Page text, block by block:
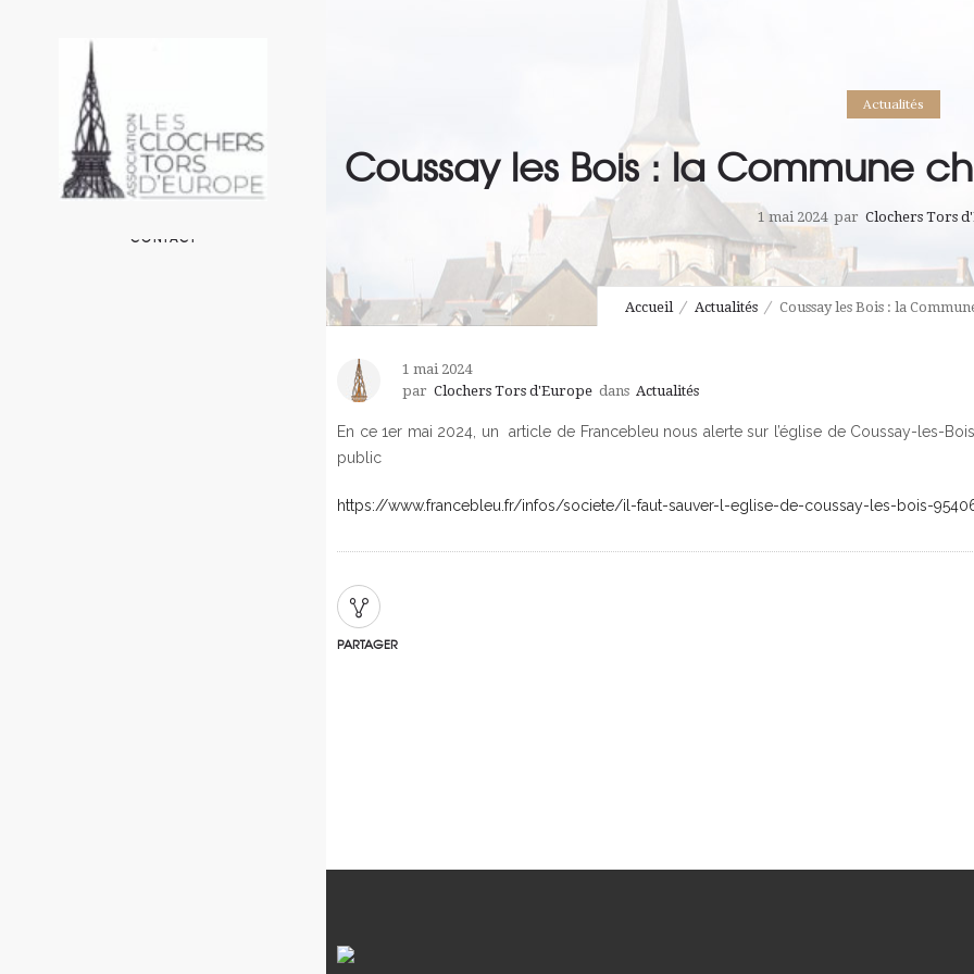
LES CLOCHERS EN EUROPE
UN PEU DE TECHNIQUE
AUTOUR DE L’ASSOCIATION
CONTACT
Actualités
Coussay les Bois : la Commune
1 mai 2024 par Clochers Tors
Accueil Actualités Coussay les Bois : la
1 mai 2024
par Clochers Tors d'Europe dans Actualités
En ce 1er mai 2024, un article de Francebleu nous alerte sur l’église de Coussay-les-
public
https://www.francebleu.fr/infos/societe/il-faut-sauver-l-eglise-de-coussay-les-bois-
PARTAGER